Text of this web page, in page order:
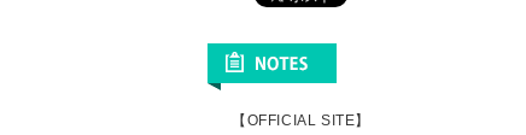
【OFFICIAL SITE】